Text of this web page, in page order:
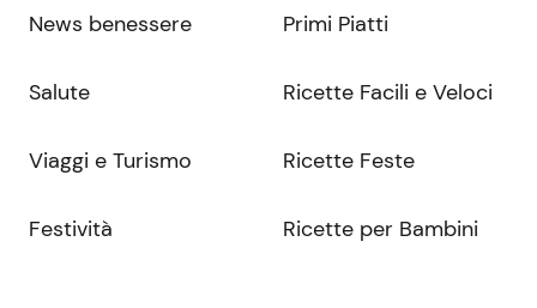
News benessere
Salute
Viaggi e Turismo
Festività
Primi Piatti
Ricette Facili e Veloci
Ricette Feste
Ricette per Bambini